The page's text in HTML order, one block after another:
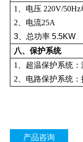
1、电压 220V/
2、电流25A
3、总功率 5.5KW
八、保护系统
1、超温保护系统
2、电路保护系统
产品咨询